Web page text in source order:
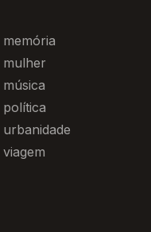
memória
mulher
música
política
urbanidade
viagem